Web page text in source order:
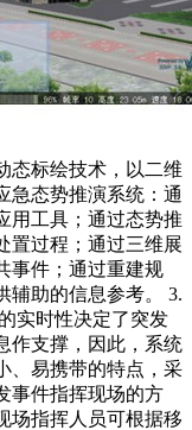
态标绘技术，以二维
急态势推演系统：通
用工具；通过态势推
置过程；通过三维展
事件；通过重建规
辅助的信息参考。 3.
实时性决定了突发
作支撑，因此，系统
、易携带的特点，采
事件指挥现场的方
场指挥人员可根据移